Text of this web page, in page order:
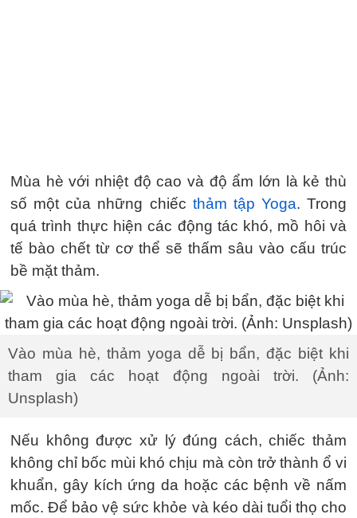
Mùa hè với nhiệt độ cao và độ ẩm lớn là kẻ thù
số một của những chiếc thảm tập Yoga. Trong
quá trình thực hiện các động tác khó, mồ hôi và
tế bào chết từ cơ thể sẽ thấm sâu vào cấu trúc
bề mặt thảm.
Vào mùa hè, thảm yoga dễ bị bẩn, đặc biệt khi
tham gia các hoạt động ngoài trời. (Ảnh:
Unsplash)
Nếu không được xử lý đúng cách, chiếc thảm
không chỉ bốc mùi khó chịu mà còn trở thành ổ vi
khuẩn, gây kích ứng da hoặc các bệnh về nấm
mốc. Để bảo vệ sức khỏe và kéo dài tuổi thọ cho